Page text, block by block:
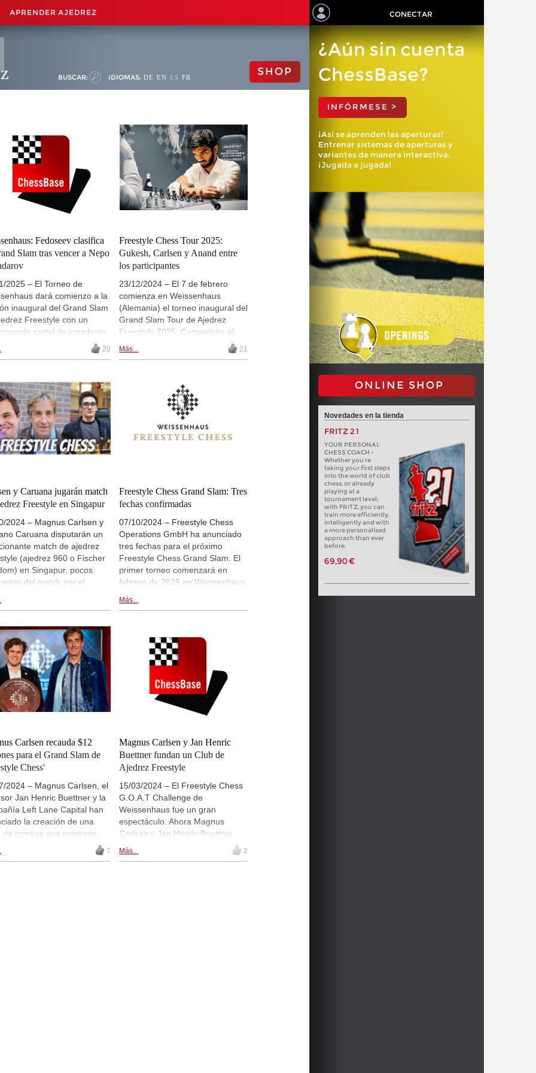
APRENDER AJEDREZ CONECTAR
BUSCAR: IDIOMAS: DE EN ES FR SHOP
Fedoseev clasifica
Slam tras vencer a Nepo
2025 – El Torneo de
dará comienzo a la
inaugural del Grand Slam
Freestyle con un
cartel de jugadores
fila, entre los que se
Magnus Carlsen,
Sin embargo, fue una
fase clasificatoria en
la que determinó el décimo
que se incluirá en la lista
participantes. Javokhir
y Vladimir Fedoseev
en una reñida
victoria tras una
partida Armagedón.
20
Freestyle Chess Tour 2025:
Gukesh, Carlsen y Anand entre
los participantes
23/12/2024 – El 7 de febrero
comienza en Weissenhaus
(Alemania) el torneo inaugural del
Grand Slam Tour de Ajedrez
Freestyle 2025. Competirán el
actual campeón del mundo,
Gukesh D, y dos de sus
Más... 21
y Caruana jugarán match
Freestyle en Singapur
2024 – Magnus Carlsen y
Caruana disputarán un
match de ajedrez
(ajedrez 960 o Fischer
en Singapur, pocos
del match por el
y Dommaraju Gukesh.
el encuentro forma
de un esfuerzo amplio por
el ajedrez Freestyle,
que la empresa de
se prepara para el
Slam del próximo año.
Freestyle Chess Grand Slam: Tres
fechas confirmadas
07/10/2024 – Freestyle Chess
Operations GmbH ha anunciado
tres fechas para el próximo
Freestyle Chess Grand Slam. El
primer torneo comenzará en
febrero de 2025 en Weissenhaus.
Nueva York en julio y el torneo
en los tres torneos.
Más...
Carlsen recauda $12
para el Grand Slam de
Chess'
2024 – Magnus Carlsen, el
Jan Henric Buettner y la
Left Lane Capital han
la creación de una
de torneos que pretende
el mundo del
La serie de eventos
7
Magnus Carlsen y Jan Henric
Buettner fundan un Club de
Ajedrez Freestyle
15/03/2024 – El Freestyle Chess
G.O.A.T Challenge de
Weissenhaus fue un gran
espectáculo. Ahora Magnus
Carlsen y Jan Henric Buettner
han anunciado que han fundado
un club llamado "Freestyle Chess
Más... 2
¿Aún sin cuenta
ChessBase?
INFÓRMESE >
¡Así se aprenden las aperturas!
Entrenar sistemas de aperturas y
variantes de manera interactiva.
¡Jugada a jugada!
ONLINE SHOP
Novedades en la tienda
FRITZ 21
YOUR PERSONAL
CHESS COACH -
Whether you’re
taking your first steps
into the world of club
chess, or already
playing at a
tournament level:
with FRITZ, you can
train more efficiently,
intelligently and with
a more personalised
approach than ever
before.
69,90 €